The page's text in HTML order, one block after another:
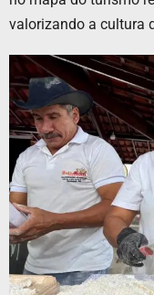
valorizando a cultura